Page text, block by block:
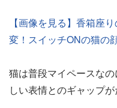
【画像を見る】香箱座
変！スイッチONの猫の
猫は普段マイペースな
しい表情とのギャップが